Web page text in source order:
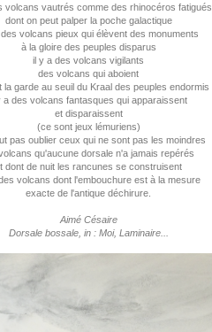
volcans vautrés comme des rhinocéros fatigués
dont on peut palper la poche galactique
volcans pieux qui élèvent des monuments
à la gloire des peuples disparus
il y a des volcans vigilants
des volcans qui aboient
la garde au seuil du Kraal des peuples endormis
a des volcans fantasques qui apparaissent
et disparaissent
(ce sont jeux lémuriens)
pas oublier ceux qui ne sont pas les moindres
qu'aucune dorsale n'a jamais repérés
dont de nuit les rancunes se construisent
volcans dont l'embouchure est à la mesure
exacte de l'antique déchirure.
Aimé Césaire
Dorsale bossale, in : Moi, Laminaire...